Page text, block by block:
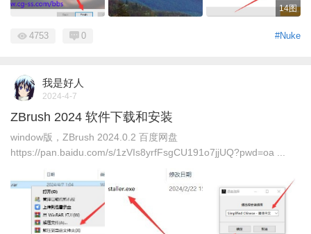
14图
#Nuke
4753 0
我是好人
2024-4-7
ZBrush 2024 软件下载和安装
window版，ZBrush 2024.0.2 百度网盘
https://pan.baidu.com/s/1zVIs8yrfFsgCU191o7jjUQ?pwd=oa ...